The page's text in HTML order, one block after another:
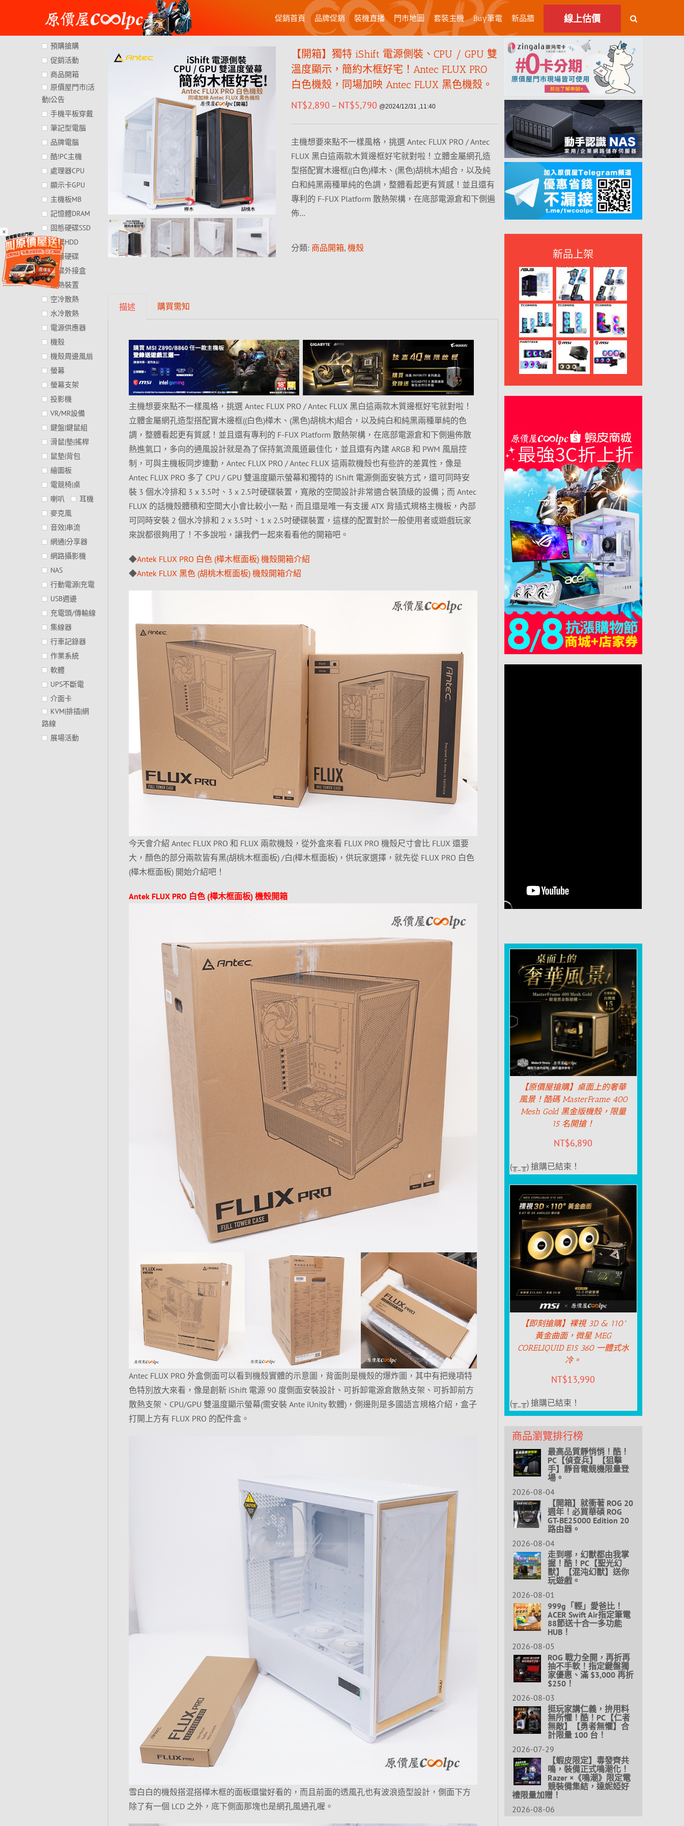
×
content
促銷首頁 品牌促銷 裝機直播 門市地圖 套裝主機 Buy筆電 新品牆 線上估價
【開箱】獨特 iShift 電源側裝、CPU / GPU 雙
溫度顯示，簡約木框好宅！Antec FLUX PRO
白色機殼，同場加映 Antec FLUX 黑色機殼。
NT$2,890 – NT$5,790 @2024/12/31 ,11:40
主機想要來點不一樣風格，挑選 Antec FLUX PRO / Antec
FLUX 黑白這兩款木質邊框好宅就對啦！立體金屬網孔造
型搭配實木邊框((白色)樺木、(黑色)胡桃木)組合，以及純
白和純黑兩種單純的色調，整體看起更有質感！並且還有
專利的 F-FUX Platform 散熱架構，在底部電源倉和下側遍
佈…
分類: 商品開箱, 機殼
描述 購買需知
主機想要來點不一樣風格，挑選 Antec FLUX PRO / Antec FLUX 黑白這兩款木質邊框好宅就對啦！
立體金屬網孔造型搭配實木邊框((白色)樺木、(黑色)胡桃木)組合，以及純白和純黑兩種單純的色
調，整體看起更有質感！並且還有專利的 F-FUX Platform 散熱架構，在底部電源倉和下側遍佈散
熱進氣口，多向的通風設計就是為了保持氣流風道最佳化，並且還有內建 ARGB 和 PWM 風扇控
制，可與主機板同步連動，Antec FLUX PRO / Antec FLUX 這兩款機殼也有些許的差異性，像是
Antec FLUX PRO 多了 CPU / GPU 雙溫度顯示螢幕和獨特的 iShift 電源側面安裝方式，還可同時安
裝 3 個水冷排和 3 x 3.5吋、3 x 2.5吋硬碟裝置，寬敞的空間設計非常適合裝頂級的設備；而 Antec
FLUX 的話機殼體積和空間大小會比較小一點，而且還是唯一有支援 ATX 背插式規格主機板，內部
可同時安裝 2 個水冷排和 2 x 3.5吋、1 x 2.5吋硬碟裝置，這樣的配置對於一般使用者或遊戲玩家
來說都很夠用了！不多說啦，讓我們一起來看看他的開箱吧。
◆Antek FLUX PRO 白色 (樺木框面板) 機殼開箱介紹
◆Antek FLUX 黑色 (胡桃木框面板) 機殼開箱介紹
今天會介紹 Antec FLUX PRO 和 FLUX 兩款機殼，從外盒來看 FLUX PRO 機殼尺寸會比 FLUX 還要
大，顏色的部分兩款皆有黑(胡桃木框面板) /白(樺木框面板)，供玩家選擇，就先從 FLUX PRO 白色
(樺木框面板) 開始介紹吧！
Antek FLUX PRO 白色 (樺木框面板) 機殼開箱
Antec FLUX PRO 外盒側面可以看到機殼實體的示意圖，背面則是機殼的爆炸圖，其中有把幾項特
色特別放大來看，像是創新 iShift 電源 90 度側面安裝設計、可拆卸電源倉散熱支架、可拆卸前方
散熱支架、CPU/GPU 雙溫度顯示螢幕(需安裝 Ante iUnity 軟體)，側邊則是多國語言規格介紹，盒子
打開上方有 FLUX PRO 的配件盒。
雪白白的機殼搭混搭樺木框的面板還蠻好看的，而且前面的透風孔也有波浪造型設計，側面下方
除了有一個 LCD 之外，底下側面那塊也是網孔風通孔喔。
預購搶購
促銷活動
商品開箱
原價屋門市|活
動|公告
手機平板穿戴
筆記型電腦
品牌電腦
酷!PC主機
處理器CPU
顯示卡GPU
主機板MB
記憶體DRAM
固態硬碟SSD
硬碟HDD
外接硬碟
硬碟外接盒
散熱裝置
空冷散熱
水冷散熱
電源供應器
機殼
機殼周邊風扇
螢幕
螢幕支架
投影機
VR/MR設備
鍵盤|鍵鼠組
滑鼠|墊|搖桿
鼠墊|背包
繪圖板
電競椅|桌
喇叭
耳機
麥克風
音效|串流
網通|分享器
網路攝影機
NAS
行動電源|充電
USB週邊
充電頭/傳輸線
集線器
行車記錄器
作業系統
軟體
UPS不斷電
介面卡
KVM|排插|網
路線
展場活動
新品上架
【原價屋搶購】桌面上的奢華
風景！酷碼 MasterFrame 400
Mesh Gold 黑金版機殼，限量
15 名開搶！
NT$6,890
(╥_╥) 搶購已結束！
【即刻搶購】裸視 3D & 110°
黃金曲面，微星 MEG
CORELIQUID E15 360 一體式水
冷。
NT$13,990
(╥_╥) 搶購已結束！
商品瀏覽排行榜
最高品質靜悄悄！酷！
PC【偵查兵】【狙擊
手】靜音電競機限量登
場。
2026-08-04
【開箱】就衝著 ROG 20
週年！必買華碩 ROG
GT-BE25000 Edition 20
路由器。
2026-08-04
走到哪，幻獸都由我掌
握！酷！PC【聖光幻
獸】【混沌幻獸】送你
玩遊戲。
2026-08-01
999g「輕」愛爸比！
ACER Swift Air指定筆電
88節送十合一多功能
HUB！
2026-08-05
ROG 戰力全開，再折再
抽不手軟！指定鍵盤獨
家優惠、滿 $3,000 再折
$250！
2026-08-03
挺玩家講仁義，拚用料
無所懼！酷！PC【仁者
無敵】【勇者無懼】合
計限量 100 台！
2026-07-29
【蝦皮限定】毒發齊共
鳴，裝備正式鳴潮化！
Razer ×《鳴潮》限定電
競裝備集結，達妮婭好
禮限量加贈！
2026-08-06